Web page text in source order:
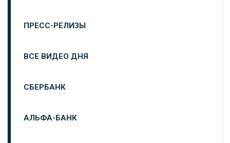
ПРЕСС-РЕЛИЗЫ
ВСЕ ВИДЕО ДНЯ
СБЕРБАНК
АЛЬФА-БАНК